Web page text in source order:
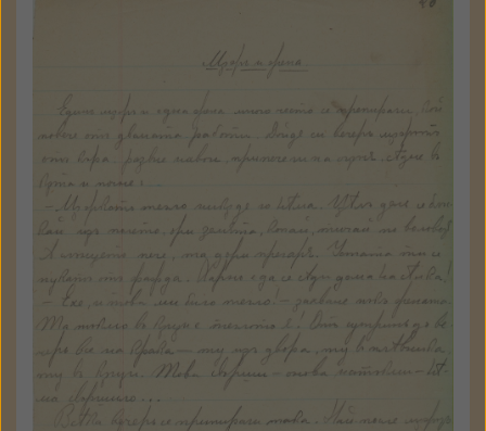
а 8074 - 09
литературен музей
ГАЛЕРИЯ